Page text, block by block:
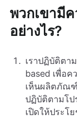
พวกเขามี
อย่างไร?
เราปฏิบัติตา
based เพื่อค
เห็นผลิตภัณ
ปฏิบัติตามโป
เปิดให้ประโ